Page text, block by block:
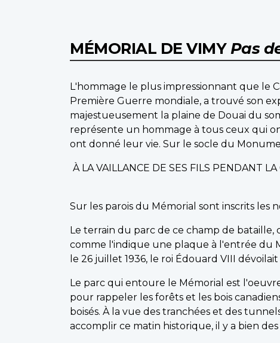
MÉMORIAL DE VIMY Pas
L'hommage le plus impressionnant que le
Première Guerre mondiale, a trouvé son
majestueusement la plaine de Douai du
représente un hommage à tous ceux qui
ont donné leur vie. Sur le socle du
À LA VAILLANCE DE SES FILS PENDANT
Sur les parois du Mémorial sont inscrits les
Le terrain du parc de ce champ de bataille,
comme l'indique une plaque à l'entrée du
le 26 juillet 1936, le roi Édouard VIII
Le parc qui entoure le Mémorial est
pour rappeler les forêts et les bois
boisés. À la vue des tranchées et des
accomplir ce matin historique, il y a bien des